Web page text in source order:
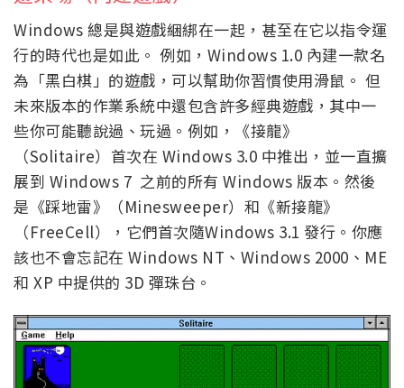
Windows 總是與遊戲綑綁在一起，甚至在它以指令運
行的時代也是如此。 例如，Windows 1.0 內建一款名
為「黑白棋」的遊戲，可以幫助你習慣使用滑鼠。 但
未來版本的作業系統中還包含許多經典遊戲，其中一
些你可能聽說過、玩過。例如，《接龍》
（Solitaire）首次在 Windows 3.0 中推出，並一直擴
展到 Windows 7 之前的所有 Windows 版本。然後
是《踩地雷》（Minesweeper）和《新接龍》
（FreeCell），它們首次隨Windows 3.1 發行。你應
該也不會忘記在 Windows NT、Windows 2000、ME
和 XP 中提供的 3D 彈珠台。